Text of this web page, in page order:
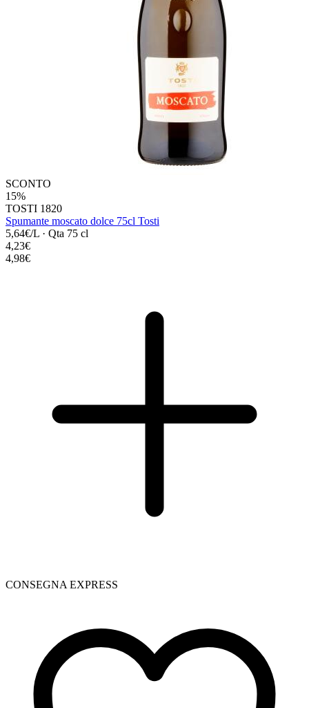
SCONTO
15%
TOSTI 1820
Spumante moscato dolce 75cl Tosti
5,64€/L · Qta 75 cl
4,23€
4,98€
CONSEGNA EXPRESS